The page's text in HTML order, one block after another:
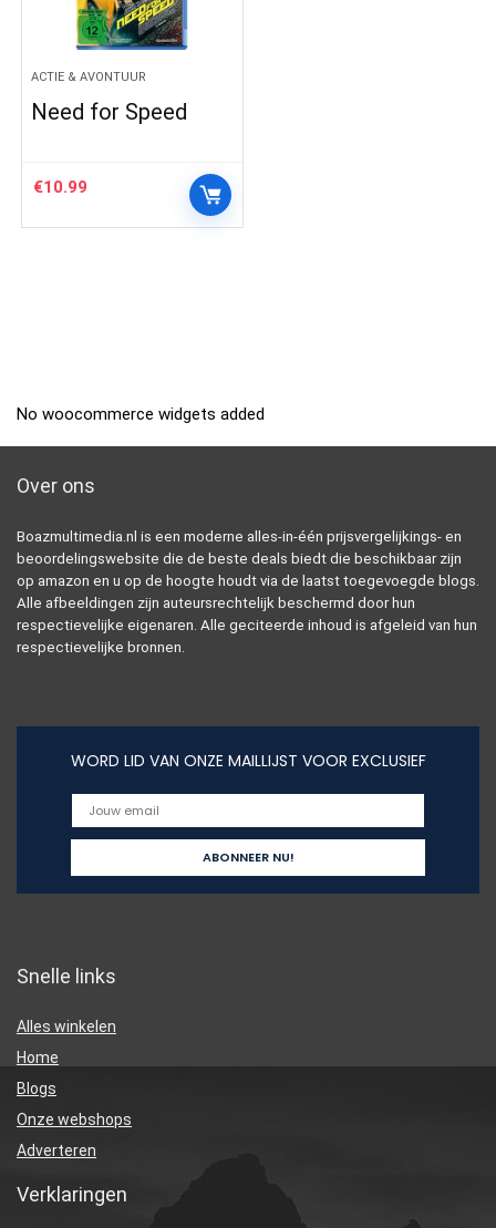
ACTIE & AVONTUUR
Need for Speed
€10.99
No woocommerce widgets added
Over ons
Boazmultimedia.nl is een moderne alles-in-één prijsvergelijkings- en
beoordelingswebsite die de beste deals biedt die beschikbaar zijn
op amazon en u op de hoogte houdt via de laatst toegevoegde blogs.
Alle afbeeldingen zijn auteursrechtelijk beschermd door hun
respectievelijke eigenaren. Alle geciteerde inhoud is afgeleid van hun
respectievelijke bronnen.
WORD LID VAN ONZE MAILLIJST VOOR EXCLUSIEF
Snelle links
Alles winkelen
Home
Blogs
Onze webshops
Adverteren
Verklaringen